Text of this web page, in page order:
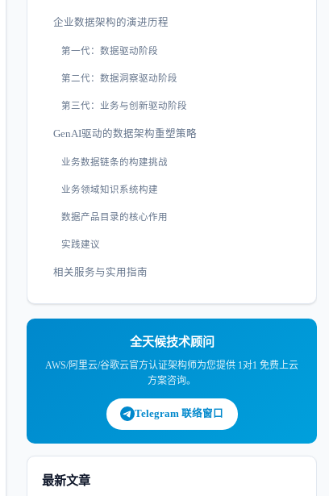
企业数据架构的演进历程
第一代：数据驱动阶段
第二代：数据洞察驱动阶段
第三代：业务与创新驱动阶段
GenAI驱动的数据架构重塑策略
业务数据链条的构建挑战
业务领域知识系统构建
数据产品目录的核心作用
实践建议
相关服务与实用指南
全天候技术顾问
AWS/阿里云/谷歌云官方认证架构师为您提供 1对1 免费上云
方案咨询。
Telegram 联络窗口
最新文章